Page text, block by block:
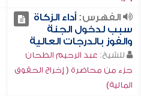
الفهرس:أداء الزكاة
سبب لدخول الجنة
والفوز بالدرجات العالية
للشيخ: عبد الرحيم الطحان
جزء من محاضرة ( إخراج الحقوق
المالية)